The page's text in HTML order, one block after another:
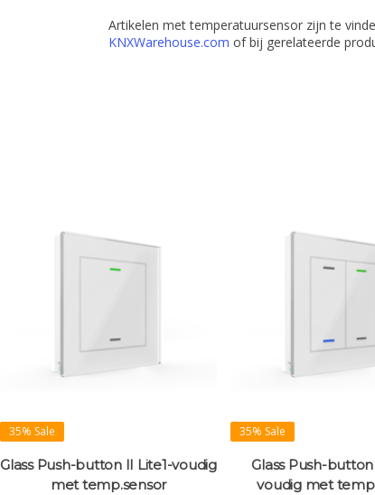
Artikelen met temperatuursensor zijn te
KNXWarehouse.com of bij gerelateerde
35% Sale
Glass Push-button II Lite1-voudig
met temp.sensor
35% Sale
Glass Push-
voudig met